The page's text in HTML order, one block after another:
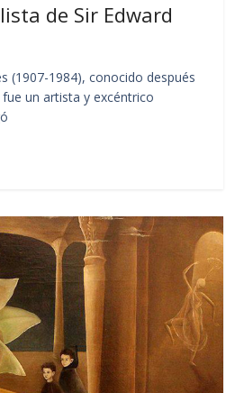
de Sir Edward
(1907-1984), conocido después
un artista y excéntrico